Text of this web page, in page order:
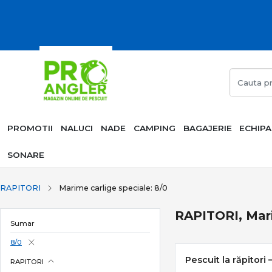
PROMOTII NALUCI NADE CAMPING BAGAJERIE
SONARE
RAPITORI Marime carlige speciale: 8/0
Sumar
8/0
RAPITORI
RAPITORI,
Pescuit la răpitori